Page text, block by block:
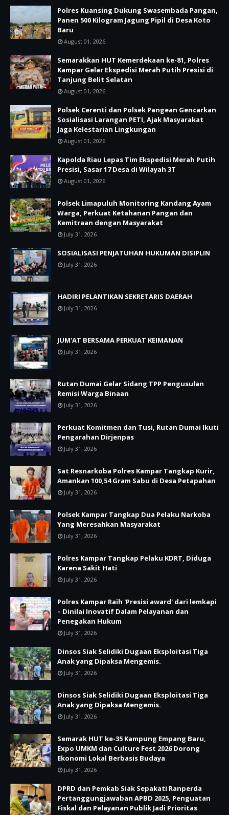
Polres Kuansing Dukung Swasembada Pangan,
Panen 500 Kilogram Jagung Pipil di Desa Koto
Baru
August 01, 2026
Semarakkan HUT Kemerdekaan ke-81, Polres
Kampar Gelar Ekspedisi Merah Putih Presisi di
Tanjung Belit Selatan
August 01, 2026
Polsek Cerenti dan Polsek Pangean Gencarkan
Sosialisasi Larangan PETI, Ajak Masyarakat
Jaga Kelestarian Lingkungan
August 01, 2026
Kapolda Riau Lepas Tim Ekspedisi Merah Putih
Presisi, Sasar 17 Desa di Wilayah 3T
August 01, 2026
Polsek Limapuluh Monitoring Kandang Ayam
Warga, Perkuat Ketahanan Pangan dan
Kemitraan dengan Masyarakat
July 31, 2026
SOSIALISASI PENJATUHAN HUKUMAN DISIPLIN
July 31, 2026
HADIRI PELANTIKAN SEKRETARIS DAERAH
July 31, 2026
JUM'AT BERSAMA PERKUAT KEIMANAN
July 31, 2026
Rutan Dumai Gelar Sidang TPP Pengusulan
Remisi Warga Binaan
July 31, 2026
Perkuat Komitmen dan Tusi, Rutan Dumai Ikuti
Pengarahan Dirjenpas
July 31, 2026
Sat Resnarkoba Polres Kampar Tangkap Kurir,
Amankan 100,54 Gram Sabu di Desa Petapahan
July 31, 2026
Polsek Kampar Tangkap Dua Pelaku Narkoba
Yang Meresahkan Masyarakat
July 31, 2026
Polres Kampar Tangkap Pelaku KDRT, Diduga
Karena Sakit Hati
July 31, 2026
Polres Kampar Raih 'Presisi award' dari lemkapi
– Dinilai Inovatif Dalam Pelayanan dan
Penegakan Hukum
July 31, 2026
Dinsos Siak Selidiki Dugaan Eksploitasi Tiga
Anak yang Dipaksa Mengemis.
July 31, 2026
Dinsos Siak Selidiki Dugaan Eksploitasi Tiga
Anak yang Dipaksa Mengemis.
July 31, 2026
Semarak HUT ke-35 Kampung Empang Baru,
Expo UMKM dan Culture Fest 2026 Dorong
Ekonomi Lokal Berbasis Budaya
July 31, 2026
DPRD dan Pemkab Siak Sepakati Ranperda
Pertanggungjawaban APBD 2025, Penguatan
Fiskal dan Pelayanan Publik Jadi Prioritas